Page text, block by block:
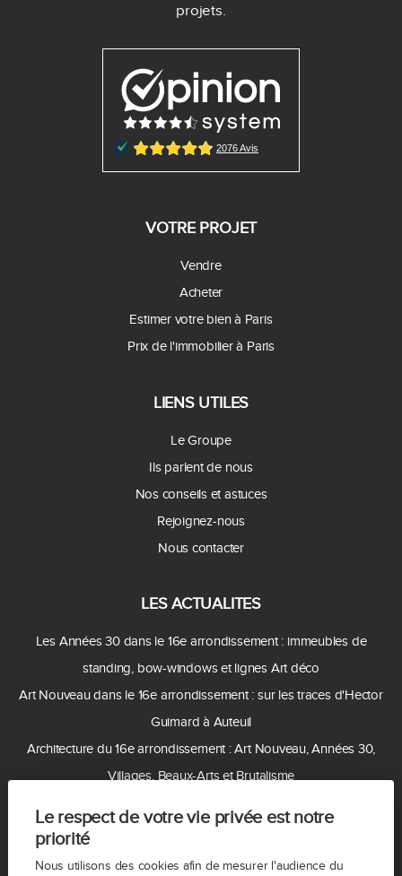
Le respect de votre vie privée est notre
priorité
Nous utilisons des cookies afin de mesurer l'audience du
projets.
VOTRE PROJET
Vendre
Acheter
Estimer votre bien à Paris
Prix de l'immobilier à Paris
LIENS UTILES
Le Groupe
Ils parlent de nous
Nos conseils et astuces
Rejoignez-nous
Nous contacter
LES ACTUALITES
Les Années 30 dans le 16e arrondissement : immeubles de
standing, bow-windows et lignes Art déco
Art Nouveau dans le 16e arrondissement : sur les traces d'Hector
Guimard à Auteuil
Architecture du 16e arrondissement : Art Nouveau, Années 30,
Villages, Beaux-Arts et Brutalisme
recherché ?